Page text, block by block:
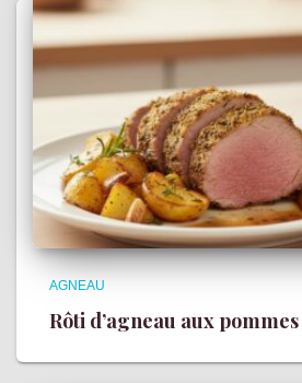
AGNEAU
Rôti d’agneau aux